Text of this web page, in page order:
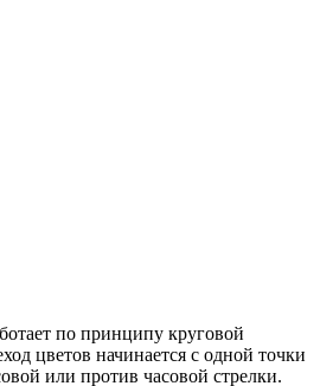
по принципу круговой
цветов начинается с одной точки
или против часовой стрелки.